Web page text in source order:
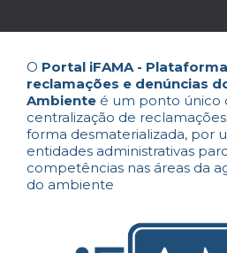
O Portal iFAMA -
reclamações e denúncias
Ambiente é um ponto único
centralização de
forma desmaterializada, por
entidades administrativas
competências nas áreas da
do ambiente